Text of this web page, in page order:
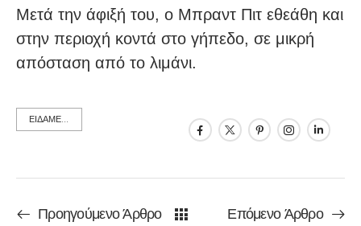
Μετά την άφιξή του, ο Μπραντ Πιτ εθεάθη και
στην περιοχή κοντά στο γήπεδο, σε μικρή
απόσταση από το λιμάνι.
ΕΙΔΑΜΕ...
Προηγούμενο Άρθρο Επόμενο Άρθρο